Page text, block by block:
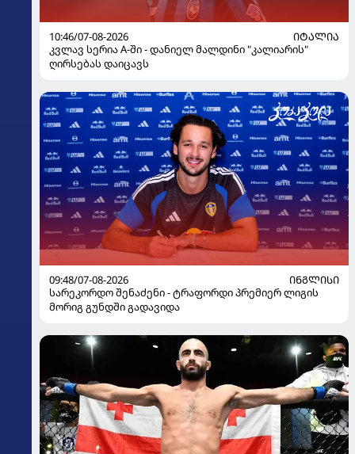
10:46/07-08-2026
ᲘᲢᲐᲚᲘᲐ
კვლავ სერია A-ში - დანიელ მალდინი "კალიარის"
ღირსებას დაიცავს
09:48/07-08-2026
ᲘᲜᲒᲚᲘᲡᲘ
სარეკორდო შენაძენი - ტრაფორდი პრემიერ ლიგის
მორიგ გუნდში გადავიდა